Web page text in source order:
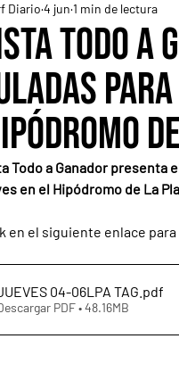
Todo a
Diario 4 jun 1 min de lectura
Todo a Ganador presenta
en el Hipódromo de La
en el siguiente enlace
JUEVES 04-06LPA TAG .pdf
PDF • 48.16MB